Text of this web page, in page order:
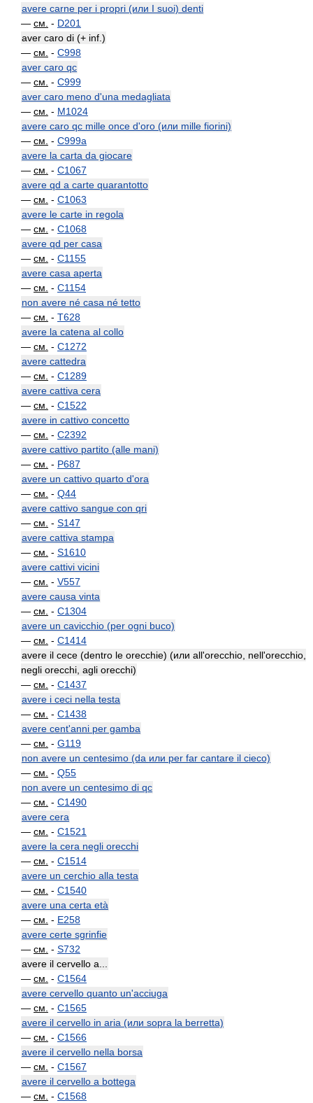
avere carne per i propri (или I suoi) denti
— см. - D201
aver caro di (+ inf.)
— см. - C998
aver caro qc
— см. - C999
aver caro meno d'una medagliata
— см. - M1024
avere caro qc mille once d'oro (или mille fiorini)
— см. - C999a
avere la carta da giocare
— см. - C1067
avere qd a carte quarantotto
— см. - C1063
avere le carte in regola
— см. - C1068
avere qd per casa
— см. - C1155
avere casa aperta
— см. - C1154
non avere né casa né tetto
— см. - T628
avere la catena al collo
— см. - C1272
avere cattedra
— см. - C1289
avere cattiva cera
— см. - C1522
avere in cattivo concetto
— см. - C2392
avere cattivo partito (alle mani)
— см. - P687
avere un cattivo quarto d'ora
— см. - Q44
avere cattivo sangue con qri
— см. - S147
avere cattiva stampa
— см. - S1610
avere cattivi vicini
— см. - V557
avere causa vinta
— см. - C1304
avere un cavicchio (per ogni buco)
— см. - C1414
avere il cece (dentro le orecchie) (или all'orecchio, nell'orecchio,
negli orecchi, agli orecchi)
— см. - C1437
avere i ceci nella testa
— см. - C1438
avere cent'anni per gamba
— см. - G119
non avere un centesimo (da или per far cantare il cieco)
— см. - Q55
non avere un centesimo di qc
— см. - C1490
avere cera
— см. - C1521
avere la cera negli orecchi
— см. - C1514
avere un cerchio alla testa
— см. - C1540
avere una certa età
— см. - E258
avere certe sgrinfie
— см. - S732
avere il cervello a...
— см. - C1564
avere cervello quanto un'acciuga
— см. - C1565
avere il cervello in aria (или sopra la berretta)
— см. - C1566
avere il cervello nella borsa
— см. - C1567
avere il cervello a bottega
— см. - C1568